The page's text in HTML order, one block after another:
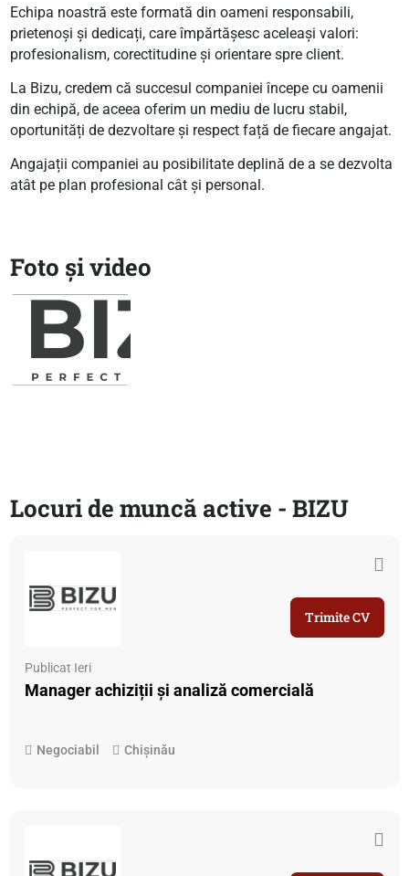
Echipa noastră este formată din oameni responsabili,
prietenoși și dedicați, care împărtășesc aceleași valori:
profesionalism, corectitudine și orientare spre client.
La Bizu, credem că succesul companiei începe cu oamenii
din echipă, de aceea oferim un mediu de lucru stabil,
oportunități de dezvoltare și respect față de fiecare angajat.
Angajații companiei au posibilitate deplină de a se dezvolta
atât pe plan profesional cât și personal.
Foto și video
Locuri de muncă active - BIZU
Publicat Ieri
Manager achiziții și analiză comercială
Negociabil Chișinău
Trimite CV